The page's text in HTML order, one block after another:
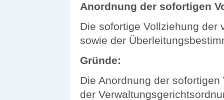
Anordnung der sofortigen
Die sofortige Vollziehung der
sowie der
Gründe:
Die Anordnung der
der